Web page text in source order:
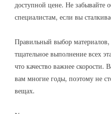
доступной цене. Не забывайте
специалистам, если вы
Правильный выбор материалов,
тщательное выполнение всех
что качество важнее
вам многие годы, поэтому не
вещах.